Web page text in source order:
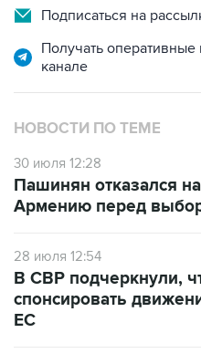
Получать
НОВОСТИ ПО ТЕМЕ
30 июля 12:28
Армению перед
28 июля 12:54
спонсировать
ЕС